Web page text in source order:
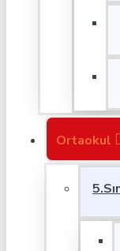
Ortaokul